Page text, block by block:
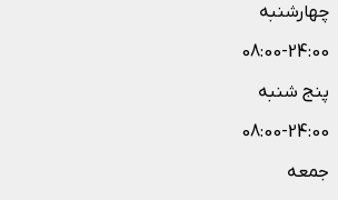
چهارشنبه
08:00-24:00
پنج شنبه
08:00-24:00
جمعه